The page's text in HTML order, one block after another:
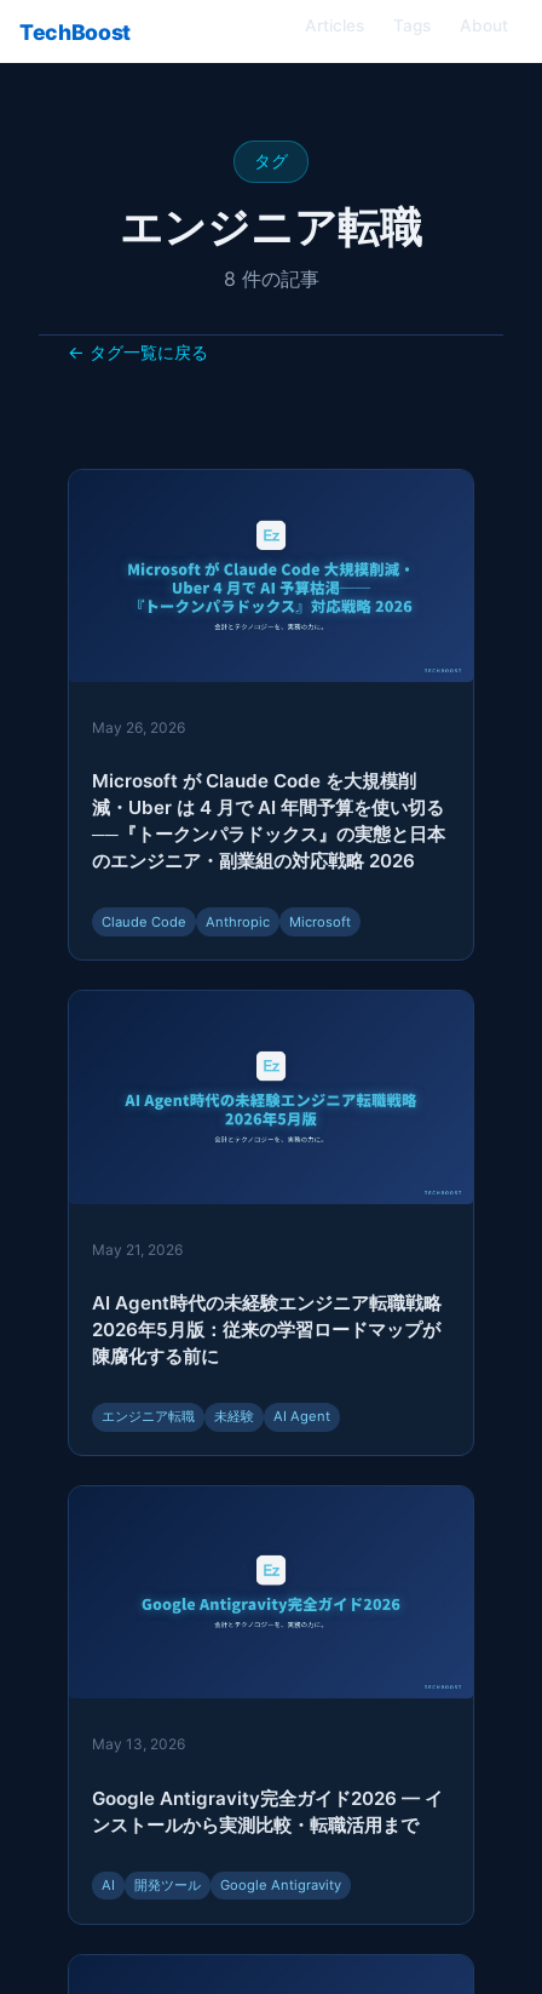
TechBoost Articles Tags About
タグ
エンジニア転職
8 件の記事
← タグ一覧に戻る
May 26, 2026
Microsoft が Claude Code を大規模削
減・Uber は 4 月で AI 年間予算を使い切る
──『トークンパラドックス』の実態と日本
のエンジニア・副業組の対応戦略 2026
Claude Code Anthropic Microsoft
May 21, 2026
AI Agent時代の未経験エンジニア転職戦略
2026年5月版：従来の学習ロードマップが
陳腐化する前に
エンジニア転職 未経験 AI Agent
May 13, 2026
Google Antigravity完全ガイド2026 — イ
ンストールから実測比較・転職活用まで
AI 開発ツール Google Antigravity